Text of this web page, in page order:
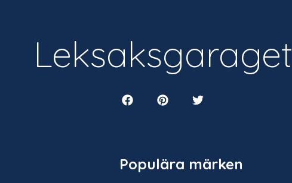
Leksaksgaraget
Populära märken